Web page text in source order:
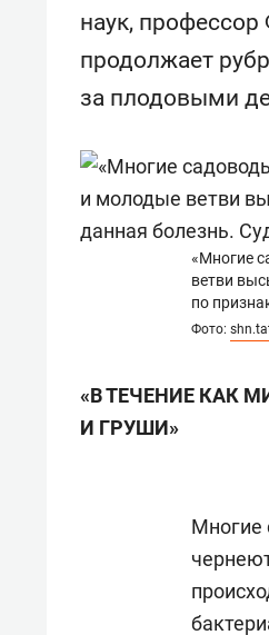
наук,
продолжает
за плодовыми
«Многие
ветви
по
Фото:
«В ТЕЧЕНИЕ КАК
И ГРУШИ»
Многие
Рекомендуем
Опыт выживания
природе, работа
антихрупких